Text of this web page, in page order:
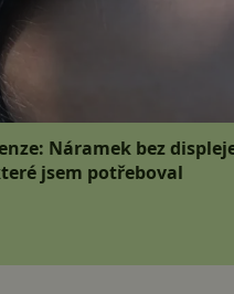
Náramek bez
jsem potřeboval